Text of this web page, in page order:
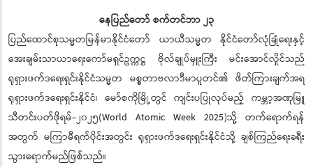
နေပြည်တော် စက်တင်ဘာ ၂၃
ပြည်ထောင်စုသမ္မတမြန်မာနိုင်ငံတော် ယာယီသမ္မတ နိုင်ငံတော်လုံခြုံရေးနှင့်
အေးချမ်းသာယာရေးကော်မရှင်ဥက္ကဋ္ဌ ဗိုလ်ချုပ်မှူးကြီး မင်းအောင်လှိုင်သည်
ရုရှားဖက်ဒရေးရှင်းနိုင်ငံသမ္မတ မစ္စတာဗလာဒီမာပူတင်၏ ဖိတ်ကြားချက်အရ
ရုရှားဖက်ဒရေးရှင်းနိုင်ငံ၊ မော်စကိုမြို့တွင် ကျင်းပပြုလုပ်မည့် ကမ္ဘာ့အဏုမြူ
သီတင်းပတ်ဖိုရမ်-၂၀၂၅(World Atomic Week 2025)သို့ တက်ရောက်ရန်
အတွက် မကြာမီရက်ပိုင်းအတွင်း ရုရှားဖက်ဒရေးရှင်းနိုင်ငံသို့ ချစ်ကြည်ရေးခရီး
သွားရောက်မည်ဖြစ်သည်။